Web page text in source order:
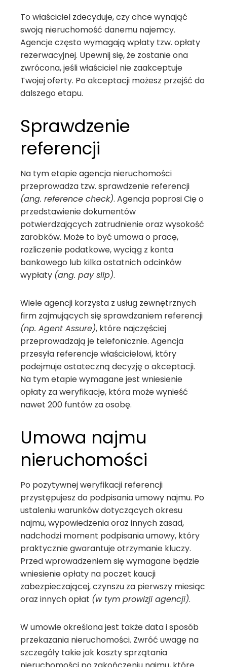
To właściciel zdecyduje, czy chce wynająć
swoją nieruchomość danemu najemcy.
Agencje często wymagają wpłaty tzw. opłaty
rezerwacyjnej. Upewnij się, że zostanie ona
zwrócona, jeśli właściciel nie zaakceptuje
Twojej oferty. Po akceptacji możesz przejść do
dalszego etapu.
Sprawdzenie
referencji
Na tym etapie agencja nieruchomości
przeprowadza tzw. sprawdzenie referencji
(ang. reference check). Agencja poprosi Cię o
przedstawienie dokumentów
potwierdzających zatrudnienie oraz wysokość
zarobków. Może to być umowa o pracę,
rozliczenie podatkowe, wyciąg z konta
bankowego lub kilka ostatnich odcinków
wypłaty (ang. pay slip).
Wiele agencji korzysta z usług zewnętrznych
firm zajmujących się sprawdzaniem referencji
(np. Agent Assure), które najczęściej
przeprowadzają je telefonicznie. Agencja
przesyła referencje właścicielowi, który
podejmuje ostateczną decyzję o akceptacji.
Na tym etapie wymagane jest wniesienie
opłaty za weryfikację, która może wynieść
nawet 200 funtów za osobę.
Umowa najmu
nieruchomości
Po pozytywnej weryfikacji referencji
przystępujesz do podpisania umowy najmu. Po
ustaleniu warunków dotyczących okresu
najmu, wypowiedzenia oraz innych zasad,
nadchodzi moment podpisania umowy, który
praktycznie gwarantuje otrzymanie kluczy.
Przed wprowadzeniem się wymagane będzie
wniesienie opłaty na poczet kaucji
zabezpieczającej, czynszu za pierwszy miesiąc
oraz innych opłat (w tym prowizji agencji).
W umowie określona jest także data i sposób
przekazania nieruchomości. Zwróć uwagę na
szczegóły takie jak koszty sprzątania